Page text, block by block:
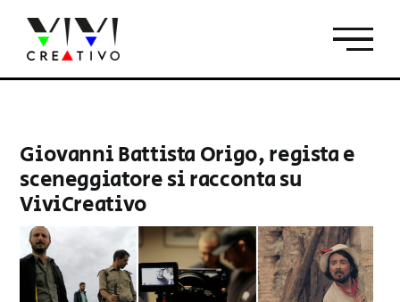
contenuto
Giovanni Battista Origo, regista e
sceneggiatore si racconta su
ViviCreativo